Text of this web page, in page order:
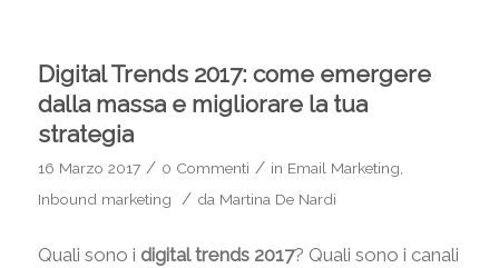
Digital Trends 2017: come emergere
dalla massa e migliorare la tua
strategia
16 Marzo 2017 / 0 Commenti / in Email Marketing
Inbound marketing
/ da Martina De Nardi
Quali sono i digital trends 2017? Quali sono i canali